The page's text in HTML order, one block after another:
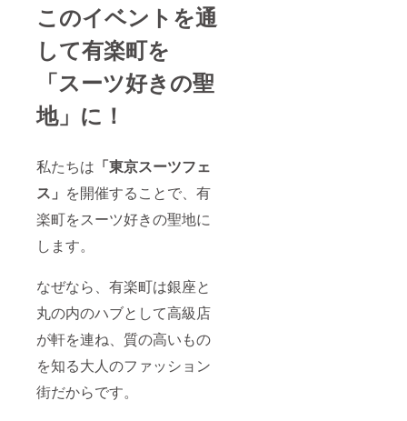
このイベントを通
して有楽町を
「スーツ好きの聖
地」に！
私たちは 「東京スーツフェ
ス」 を開催することで、有
楽町をスーツ好きの聖地に
します。
なぜなら、有楽町は銀座と
丸の内のハブとして高級店
が軒を連ね、質の高いもの
を知る大人のファッション
街だからです。